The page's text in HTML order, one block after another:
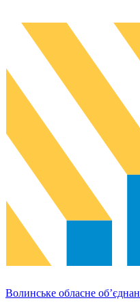
Волинське обласне